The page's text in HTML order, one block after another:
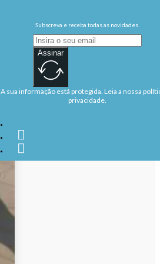
Subscreva e receba todas as novidades.
Assinar
A sua informação está protegida. Leia a nossa
privacidade.